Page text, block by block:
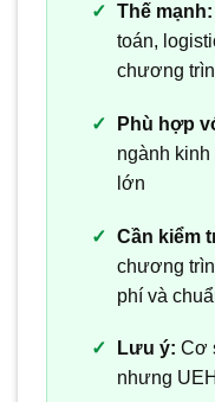
Thế mạnh:
toán,
chương
Phù hợp
ngành kinh
lớn
Cần kiểm
chương
phí và
Lưu ý: Cơ
nhưng